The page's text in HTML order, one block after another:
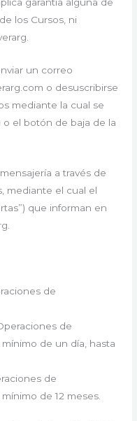
garantía alguna de
los Cursos, ni
un correo
o desuscribirse
mediante la cual se
o el botón de baja de la
a través de
mediante el cual el
que informan en
de
de
de un día, hasta
de
de 12 meses.